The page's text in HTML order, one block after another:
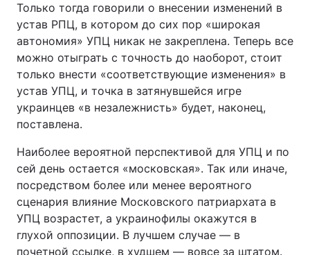
Только тогда говорили о внесении изменений в
устав РПЦ, в котором до сих пор «широкая
автономия» УПЦ никак не закреплена. Теперь все
можно отыграть с точность до наоборот, стоит
только внести «соответствующие изменения» в
устав УПЦ, и точка в затянувшейся игре
украинцев «в незалежнисть» будет, наконец,
поставлена.
Наиболее вероятной перспективой для УПЦ и по
сей день остается «московская». Так или иначе,
посредством более или менее вероятного
сценария влияние Московского патриархата в
УПЦ возрастет, а украинофилы окажутся в
глухой оппозиции. В лучшем случае — в
почетной ссылке, в худшем — вовсе за штатом.